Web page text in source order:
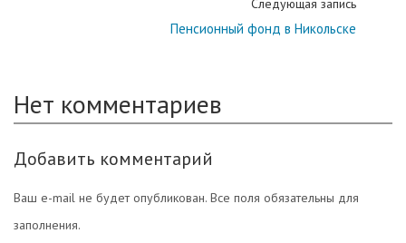
Следующая запись
Пенсионный фонд в Никольске
Нет комментариев
Добавить комментарий
Ваш e-mail не будет опубликован. Все поля обязательны для
заполнения.